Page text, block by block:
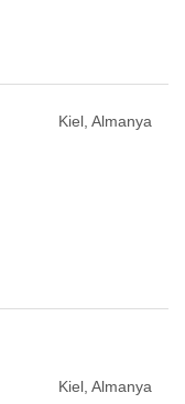
Kiel, Almanya
Kiel, Almanya